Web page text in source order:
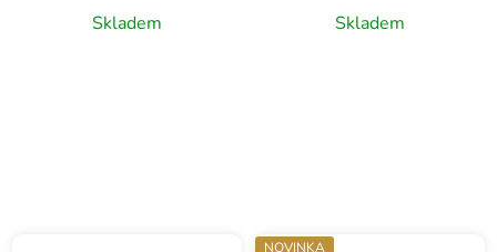
Skladem
Skladem
NOVINKA